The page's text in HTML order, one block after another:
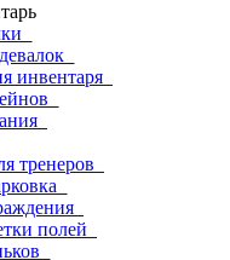
инвентаря
тренеров
полей